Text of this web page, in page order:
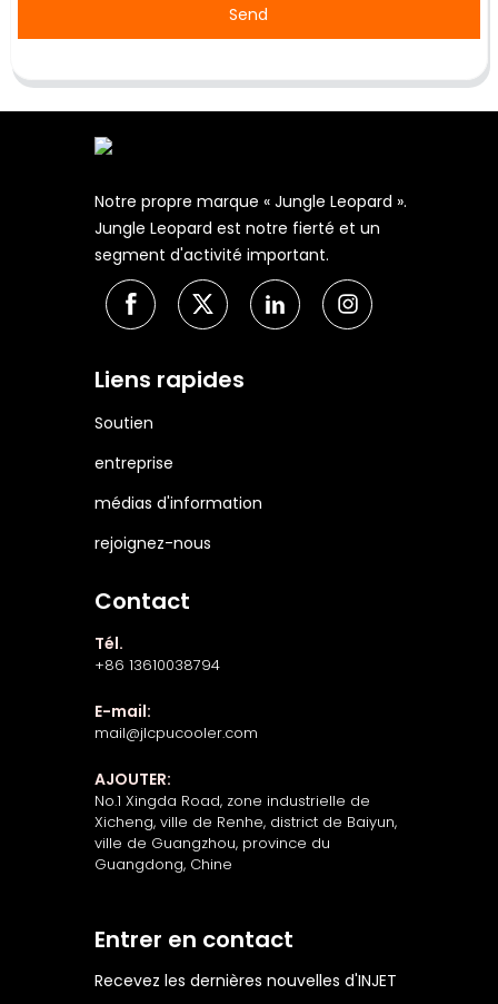
Send
Notre propre marque « Jungle Leopard ».
Jungle Leopard est notre fierté et un
segment d'activité important.
Liens rapides
Soutien
entreprise
médias d'information
rejoignez-nous
Contact
Tél.
+86 13610038794
E-mail:
mail@jlcpucooler.com
AJOUTER:
No.1 Xingda Road, zone industrielle de
Xicheng, ville de Renhe, district de Baiyun,
ville de Guangzhou, province du
Guangdong, Chine
Entrer en contact
Recevez les dernières nouvelles d'INJET